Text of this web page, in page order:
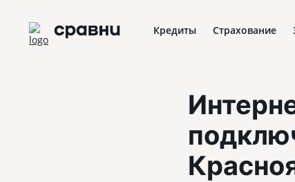
Кредиты Страхование